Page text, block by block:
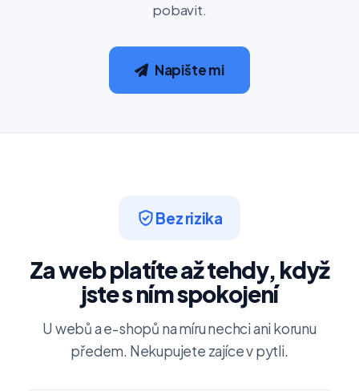
pobavit.
Napište mi
Bez rizika
Za web platíte až tehdy, když
jste s ním spokojení
U webů a e-shopů na míru nechci ani korunu
předem. Nekupujete zajíce v pytli.